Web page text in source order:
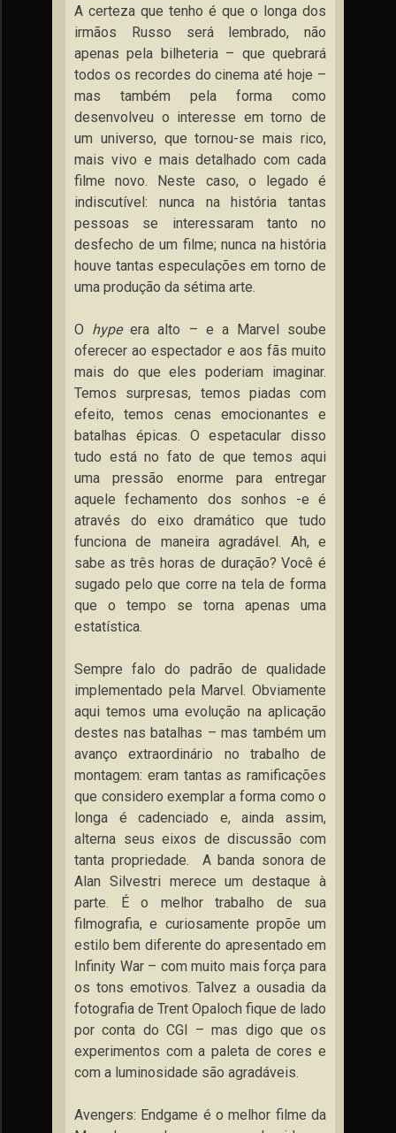
A certeza que tenho é que o longa dos
irmãos Russo será lembrado, não
apenas pela bilheteria – que quebrará
todos os recordes do cinema até hoje –
mas também pela forma como
desenvolveu o interesse em torno de
um universo, que tornou-se mais rico,
mais vivo e mais detalhado com cada
filme novo. Neste caso, o legado é
indiscutível: nunca na história tantas
pessoas se interessaram tanto no
desfecho de um filme; nunca na história
houve tantas especulações em torno de
uma produção da sétima arte.
O hypeera alto – e a Marvel soube
oferecer ao espectador e aos fãs muito
mais do que eles poderiam imaginar.
Temos surpresas, temos piadas com
efeito, temos cenas emocionantes e
batalhas épicas. O espetacular disso
tudo está no fato de que temos aqui
uma pressão enorme para entregar
aquele fechamento dos sonhos -e é
através do eixo dramático que tudo
funciona de maneira agradável. Ah, e
sabe as três horas de duração? Você é
sugado pelo que corre na tela de forma
que o tempo se torna apenas uma
estatística.
Sempre falo do padrão de qualidade
implementado pela Marvel. Obviamente
aqui temos uma evolução na aplicação
destes nas batalhas – mas também um
avanço extraordinário no trabalho de
montagem: eram tantas as ramificações
que considero exemplar a forma como o
longa é cadenciado e, ainda assim,
alterna seus eixos de discussão com
tanta propriedade. A banda sonora de
Alan Silvestri merece um destaque à
parte. É o melhor trabalho de sua
filmografia, e curiosamente propõe um
estilo bem diferente do apresentado em
Infinity War – com muito mais força para
os tons emotivos. Talvez a ousadia da
fotografia de Trent Opaloch fique de lado
por conta do CGI – mas digo que os
experimentos com a paleta de cores e
com a luminosidade são agradáveis.
Avengers: Endgame é o melhor filme da